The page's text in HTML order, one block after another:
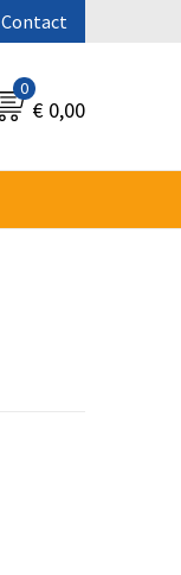
Contact
0
€ 0,00